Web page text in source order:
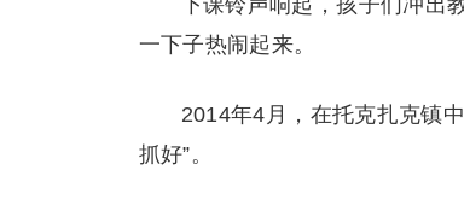
一下子热闹起来。
2014年4月，在托克扎克镇
抓好”。